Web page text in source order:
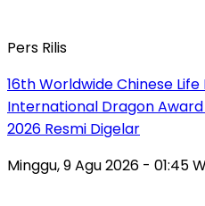
Pers Rilis
16th Worldwide Chinese
International Dragon
2026 Resmi Digelar
Minggu, 9 Agu 2026 - 01:45